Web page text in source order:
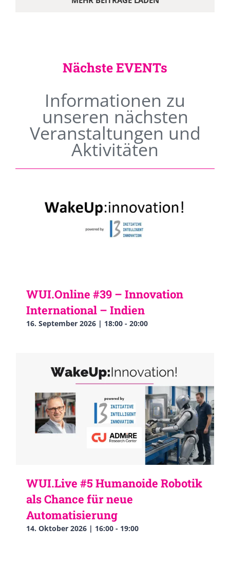
Nächste EVENTs
Informationen zu
unseren nächsten
Veranstaltungen und
Aktivitäten
WUI.Online #39 – Innovation
International – Indien
16. September 2026 | 18:00 - 20:00
WUI.Live #5 Humanoide Robotik
als Chance für neue
Automatisierung
14. Oktober 2026 | 16:00 - 19:00